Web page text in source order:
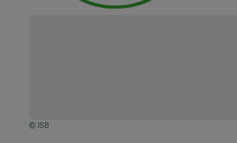
© ISB